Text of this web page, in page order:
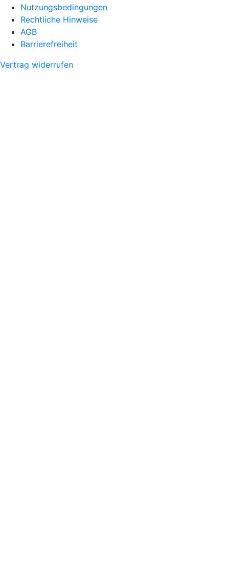
Nutzungsbedingungen
Rechtliche Hinweise
AGB
Barrierefreiheit
Vertrag widerrufen